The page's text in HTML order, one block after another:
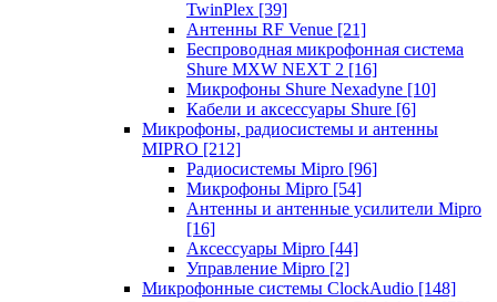
TwinPlex [39]
Антенны RF Venue [21]
Беспроводная микрофонная система
Shure MXW NEXT 2 [16]
Микрофоны Shure Nexadyne [10]
Кабели и аксессуары Shure [6]
Микрофоны, радиосистемы и антенны
MIPRO [212]
Радиосистемы Mipro [96]
Микрофоны Mipro [54]
Антенны и антенные усилители Mipro
[16]
Аксессуары Mipro [44]
Управление Mipro [2]
Микрофонные системы ClockAudio [148]